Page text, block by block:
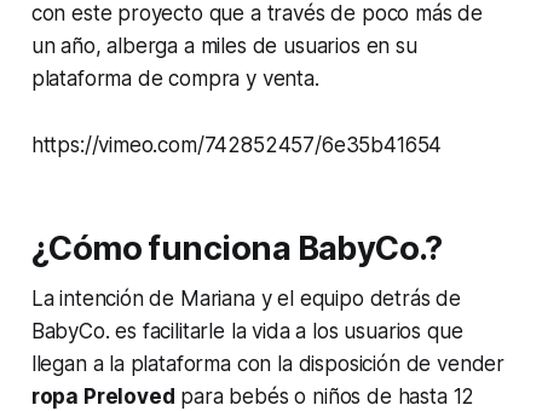
con este proyecto que a través de poco más de
un año, alberga a miles de usuarios en su
plataforma de compra y venta.
https://vimeo.com/742852457/6e35b41654
¿Cómo funciona BabyCo.?
La intención de Mariana y el equipo detrás de
BabyCo. es facilitarle la vida a los usuarios que
llegan a la plataforma con la disposición de vender
ropa Preloved para bebés o niños de hasta 12